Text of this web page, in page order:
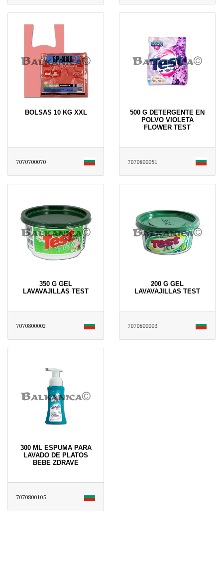
BOLSAS 10 KG XXL
7070700070
500 G DETERGENTE EN
POLVO VIOLETA
FLOWER TEST
7070800051
350 G GEL
LAVAVAJILLAS TEST
7070800002
200 G GEL
LAVAVAJILLAS TEST
7070800003
300 ML ESPUMA PARA
LAVADO DE PLATOS
BEBE ZDRAVE
7070800105